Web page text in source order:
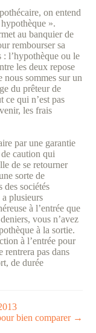
on entend
».
au banquier de
rembourser sa
l’hypothèque ou le
les deux repose
nous sommes sur un
du prêteur de
ce qui n’est pas
les frais
par une garantie
caution qui
de se retourner
sorte de
des sociétés
plusieurs
à l’entrée que
vous n’avez
à la sortie.
à l’entrée pour
rentrera pas dans
de durée
bien comparer →